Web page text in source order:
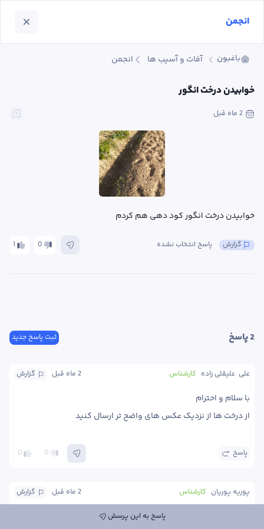
باغبون آفات و آسیب ها انجمن
خوابیدن درخت انگور
2 ماه قبل
خوابیدن درخت انگور کود دهی هم کردم
1 0 پاسخ انتخاب نشده گزارش
ثبت پاسخ جدید 2 پاسخ
گزارش 2 ماه قبل کارشناس علی  علیقلی زاده
از درخت ها از نزدیک عکس های واضح تر ارسال کنید
0 0 پاسخ
گزارش 2 ماه قبل کارشناس پوریه پوریان
پاسخ به این پرسش
انجمن